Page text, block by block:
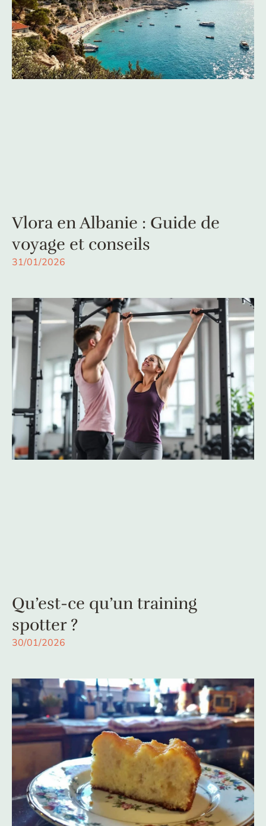
Vlora en Albanie : Guide de
voyage et conseils
31/01/2026
Qu’est-ce qu’un training
spotter ?
30/01/2026